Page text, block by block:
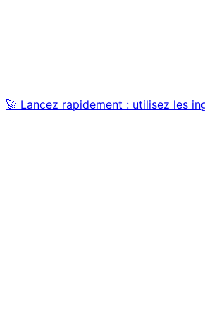
🚀 Lancez rapidement : utilisez les